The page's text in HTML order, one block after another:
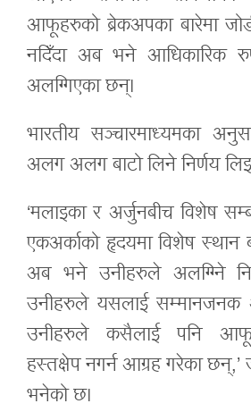
आफूहरुको ब्रेकअपका बारेमा
नदिँदा अब भने आधिकारिक
अलग्गिएका छन्।
भारतीय सञ्चारमाध्यमका
अलग अलग बाटो लिने निर्णय
‘मलाइका र अर्जुनबीच विशेष
एकअर्काको हृदयमा विशेष स्थान
अब भने उनीहरुले अलग्ग्निे
उनीहरुले यसलाई
उनीहरुले कसैलाई पनि
हस्तक्षेप नगर्न आग्रह गरेका छन्,’
भनेको छ।